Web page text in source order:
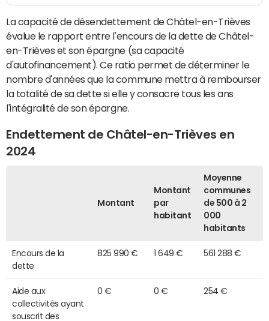
La capacité de désendettement de Châtel-en-Trièves
évalue le rapport entre l'encours de la dette de Châtel-
en-Trièves et son épargne (sa capacité
d'autofinancement). Ce ratio permet de déterminer le
nombre d'années que la commune mettra à rembourser
la totalité de sa dette si elle y consacre tous les ans
l'intégralité de son épargne.
Endettement de Châtel-en-Trièves en
2024
Montant
Montant
par
habitant
Moyenne
communes
de 500 à 2
000
habitants
Encours de la
dette
825 990 € 1 649 € 561 288 €
Aide aux
collectivités ayant
souscrit des
0 € 0 € 254 €